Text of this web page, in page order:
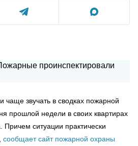
чаще звучать в сводках пожарной
прошлой недели в своих квартирах
Причем ситуации практически
сообщает сайт пожарной охраны